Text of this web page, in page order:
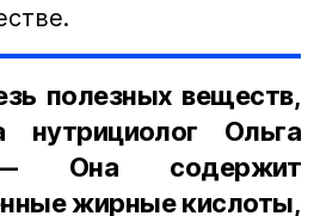
полезных веществ,
нутрициолог Ольга
Она содержит
жирные кислоты,